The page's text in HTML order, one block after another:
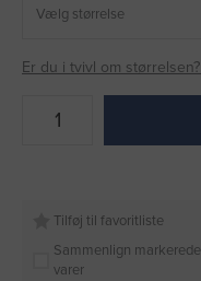
Er du i tvivl om størrelsen?
Tilføj til favoritliste
Sammenlign markerede
varer